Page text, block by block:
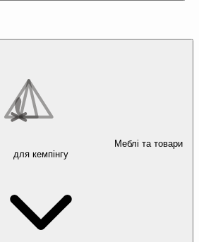
Меблі та товари
для кемпінгу